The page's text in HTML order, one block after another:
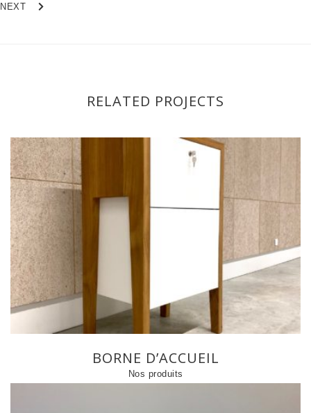
NEXT
RELATED PROJECTS
BORNE D’ACCUEIL
Nos produits